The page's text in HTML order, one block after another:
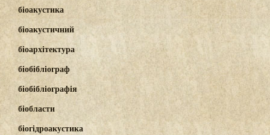
біоакустика
біоакустичний
біоархітектура
біобібліограф
біобібліографія
біобласти
біогідроакустика